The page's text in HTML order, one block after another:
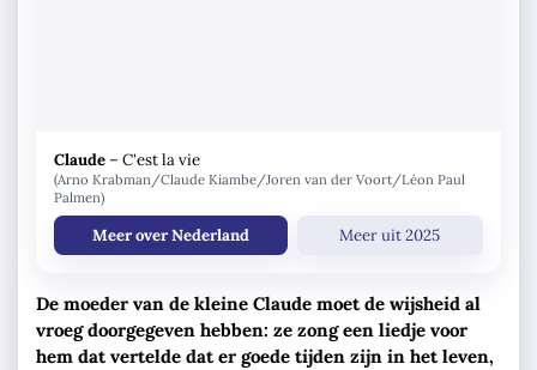
Claude – C'est la vie
(Arno Krabman/Claude Kiambe/Joren van der Voort/Léon Paul
Palmen)
Meer over Nederland Meer uit 2025
De moeder van de kleine Claude moet de wijsheid al
vroeg doorgegeven hebben: ze zong een liedje voor
hem dat vertelde dat er goede tijden zijn in het leven,